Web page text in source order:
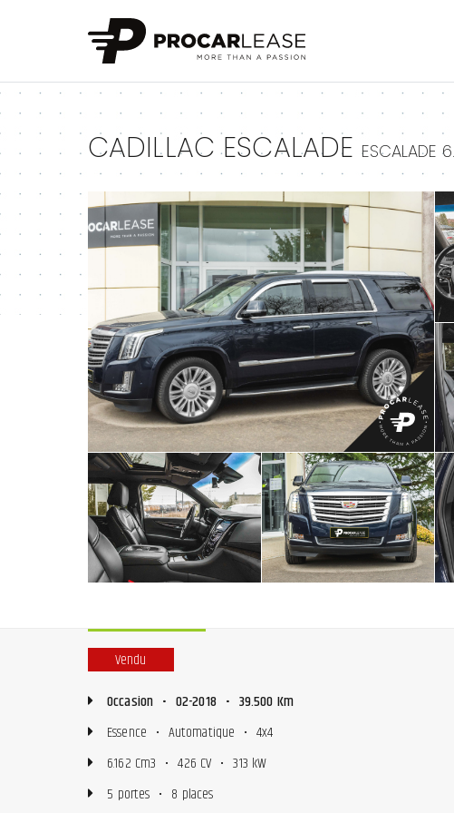
CADILLAC ESCALADEESCALADE
+
+ +
Vendu
Occasion • 02-2018 • 39.500 Km
Essence • Automatique • 4x4
6.162 Cm3 • 426 CV • 313 kW
5 portes • 8 places